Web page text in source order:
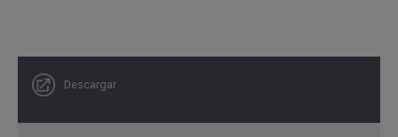
Descargar